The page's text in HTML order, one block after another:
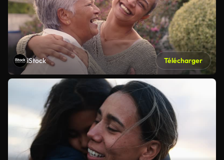
iStock Télécharger